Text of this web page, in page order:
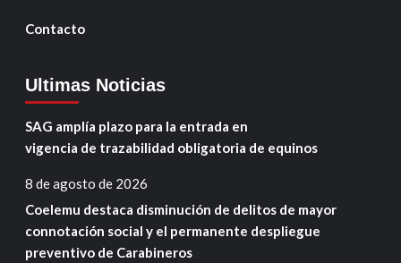
Contacto
Ultimas Noticias
SAG amplía plazo para la entrada en
vigencia de trazabilidad obligatoria de equinos
8 de agosto de 2026
Coelemu destaca disminución de delitos de mayor
connotación social y el permanente despliegue
preventivo de Carabineros